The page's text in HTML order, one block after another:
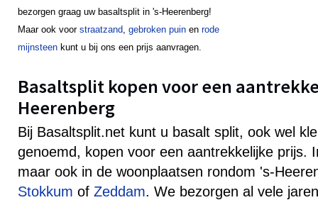
bezorgen graag uw basaltsplit in 's-Heerenberg!
Maar ook voor straatzand, gebroken puin en rode
mijnsteen kunt u bij ons een prijs aanvragen.
Basaltsplit kopen voor een
Heerenberg
Bij Basaltsplit.net kunt u basalt split, ook wel
genoemd, kopen voor een aantrekkelijke prijs.
maar ook in de woonplaatsen rondom 's-
Stokkum of Zeddam. We bezorgen al vele